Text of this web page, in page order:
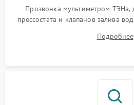
Прозвонка мультиметром ТЭНа,
прессостата и клапанов залива
Восстановление целостности
Подробнее